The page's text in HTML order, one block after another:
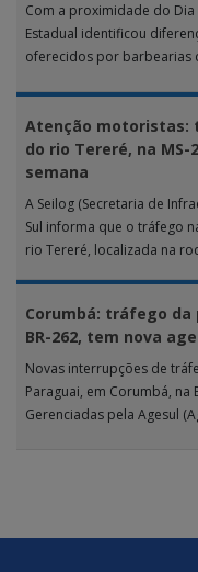
Com a proximidade do
Estadual identificou
oferecidos por barbearias
Atenção motoristas:
do rio Tereré, na
semana
A Seilog (Secretaria de
Sul informa que o tráfego
rio Tereré, localizada na
Corumbá: tráfego da
BR-262, tem nova
Novas interrupções de
Paraguai, em Corumbá, na
Gerenciadas pela Agesul